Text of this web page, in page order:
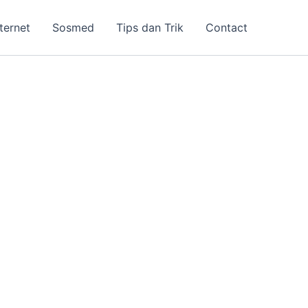
Sosmed Tips dan Trik Contact